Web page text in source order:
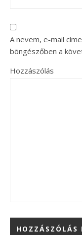
A nevem, e-mail
böngészőben a
Hozzászólás